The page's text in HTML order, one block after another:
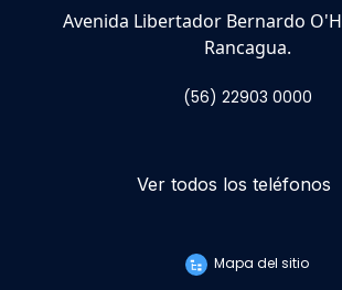
Avenida Libertador Bernardo
Rancagua.
(56) 22903 0000
Ver todos los teléfonos
Mapa del sitio